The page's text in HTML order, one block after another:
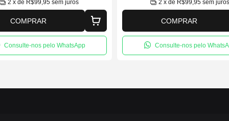
2 x de R$99,95 sem juros
COMPRAR
Consulte-nos pelo WhatsApp
2 x de R$99,95 sem juros
COMPRAR
Consulte-nos pelo